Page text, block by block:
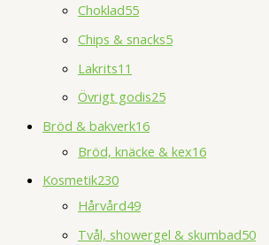
Choklad55
Chips & snacks5
Lakrits11
Övrigt godis25
Bröd & bakverk16
Bröd, knäcke & kex16
Kosmetik230
Hårvård49
Tvål, showergel & skumbad50